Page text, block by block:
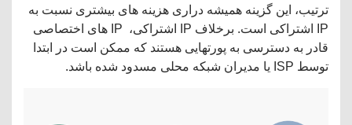
ترتیب، این گزینه همیشه دراری هزینه های بیشتری نسبت به
IP اشتراکی است. برخلاف IP اشتراکی، IP های اختصاصی
قادر به دسترسی به پورتهایی هستند که ممکن است در ابتدا
توسط ISP یا مدیران شبکه محلی مسدود شده باشد.